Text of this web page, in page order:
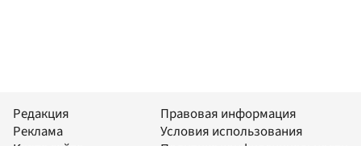
Редакция
Реклама
Правовая информация
Условия использования